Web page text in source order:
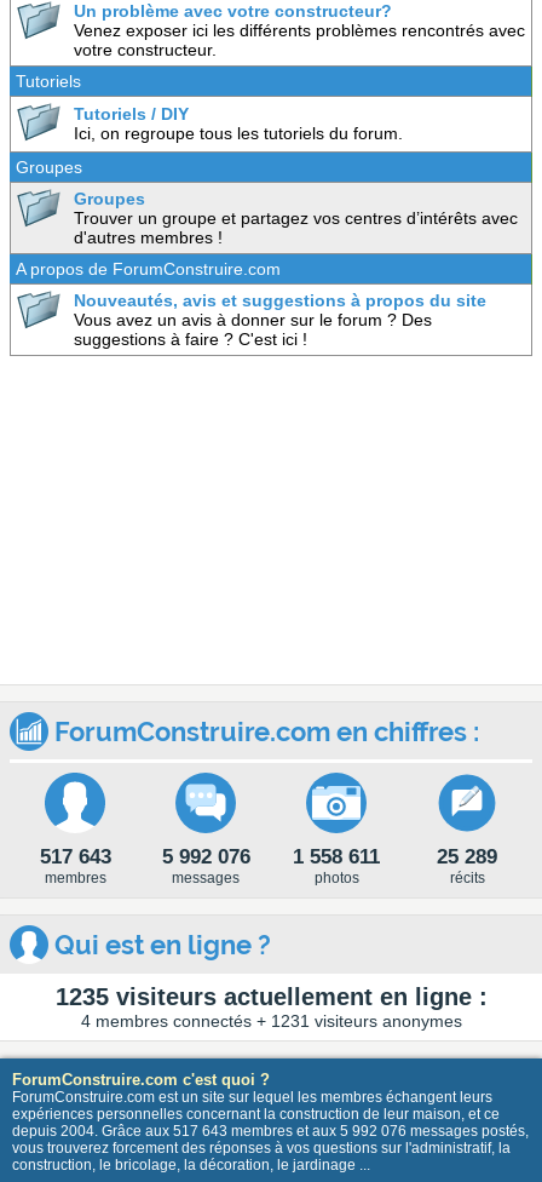
Un problème avec votre constructeur?
Venez exposer ici les différents problèmes rencontrés avec
votre constructeur.
Tutoriels
Tutoriels / DIY
Ici, on regroupe tous les tutoriels du forum.
Groupes
Groupes
Trouver un groupe et partagez vos centres d’intérêts avec
d'autres membres !
A propos de ForumConstruire.com
Nouveautés, avis et suggestions à propos du site
Vous avez un avis à donner sur le forum ? Des
suggestions à faire ? C'est ici !
ForumConstruire.com en chiffres :
517 643
membres
5 992 076
messages
1 558 611
photos
25 289
récits
Qui est en ligne ?
1235 visiteurs actuellement en ligne :
4 membres connectés + 1231 visiteurs anonymes
ForumConstruire.com c'est quoi ?
ForumConstruire.com est un site sur lequel les membres échangent leurs
expériences personnelles concernant la construction de leur maison, et ce
depuis 2004. Grâce aux 517 643 membres et aux 5 992 076 messages postés,
vous trouverez forcement des réponses à vos questions sur l'administratif, la
construction, le bricolage, la décoration, le jardinage ...